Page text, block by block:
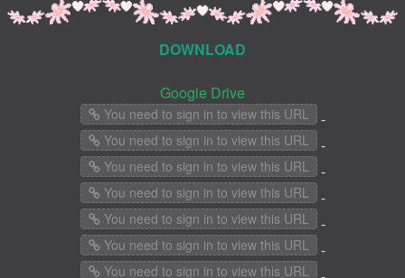
DOWNLOAD
Google Drive
You need to sign in to view this URL -
You need to sign in to view this URL -
You need to sign in to view this URL -
You need to sign in to view this URL -
You need to sign in to view this URL -
You need to sign in to view this URL -
You need to sign in to view this URL